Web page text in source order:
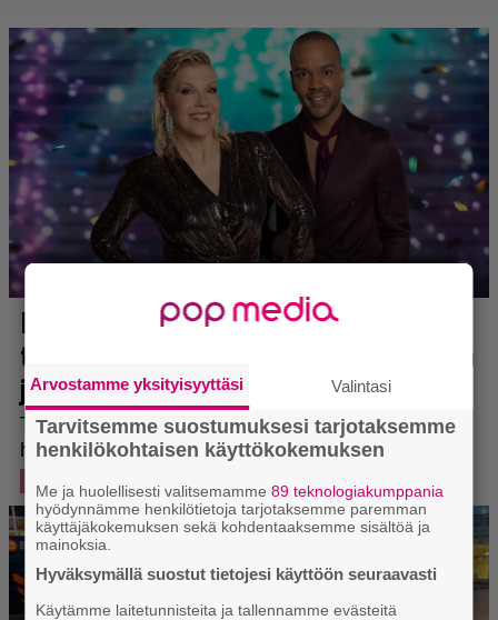
Arvostamme yksityisyyttäsi Valintasi
Tarvitsemme suostumuksesi tarjotaksemme
henkilökohtaisen käyttökokemuksen
Me ja huolellisesti valitsemamme89 teknologiakumppania
hyödynnämme henkilötietoja tarjotaksemme paremman
käyttäjäkokemuksen sekä kohdentaaksemme sisältöä ja
mainoksia.
Hyväksymällä suostut tietojesi käyttöön seuraavasti
Käytämme laitetunnisteita ja tallennamme evästeitä